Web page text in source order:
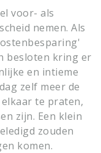
voor- als
nemen. Als
besloten kring er
en intieme
zelf meer de
te praten,
zijn. Een klein
zouden
komen.